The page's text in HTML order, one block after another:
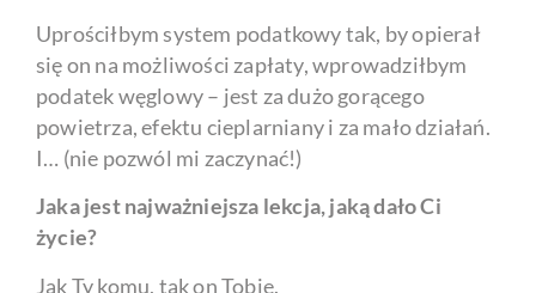
Uprościłbym system podatkowy tak, by opierał
się on na możliwości zapłaty, wprowadziłbym
podatek węglowy – jest za dużo gorącego
powietrza, efektu cieplarniany i za mało działań.
I… (nie pozwól mi zaczynać!)
Jaka jest najważniejsza lekcja, jaką dało Ci
życie?
Jak Ty komu, tak on Tobie.